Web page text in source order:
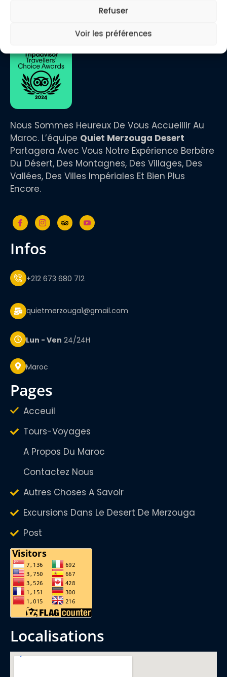
Refuser
Voir les préférences
WhatsApp : +212 673 680 712
Nous Sommes Heureux De Vous Accueillir Au
Maroc. L’équipe Quiet Merzouga Desert
Partagera Avec Vous Notre Expérience Berbère
Du Désert, Des Montagnes, Des Villages, Des
Vallées, Des Villes Impériales Et Bien Plus
Encore.
infos
+212 673 680 712
quietmerzouga1@gmail.com
Lun - Ven 24/24H
Maroc
pages
Acceuil
Tours-Voyages
A Propos Du Maroc
Contactez Nous
Autres Choses A Savoir
Excursions Dans Le Desert De Merzouga
Post
localisations